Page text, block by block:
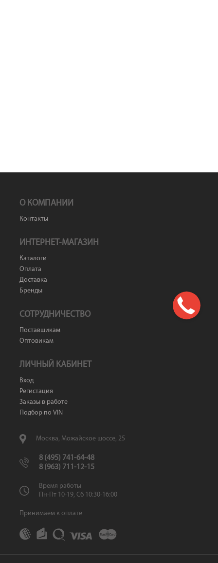
О КОМПАНИИ
Контакты
ИНТЕРНЕТ-МАГАЗИН
Каталоги
Оплата
Доставка
Бренды
СОТРУДНИЧЕСТВО
Поставщикам
Оптовикам
ЛИЧНЫЙ КАБИНЕТ
Вход
Регистация
Заказы в работе
Подбор по VIN
Москва, Можайское шоссе, 25
8 (495) 741-64-48
8 (963) 711-12-15
Время работы
Пн-Пт 10-19, Сб 10:30-16:00
Принимаем к оплате